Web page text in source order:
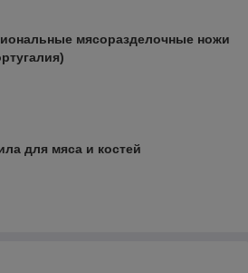
мясоразделочные ножи
для мяса и костей